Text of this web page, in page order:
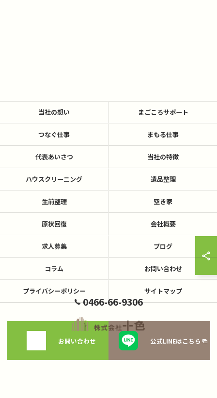
0466-66-9306
お問い合わせ 公式LINEはこちら
当社の想い まごころサポート
つなぐ仕事 まもる仕事
代表あいさつ 当社の特徴
ハウスクリーニング 遺品整理
生前整理 空き家
原状回復 会社概要
求人募集 ブログ
コラム お問い合わせ
プライバシーポリシー サイトマップ
© 2026 神奈川県藤沢の不用品回収なら株式会社十色 ALL RIGHTS RESERVED.